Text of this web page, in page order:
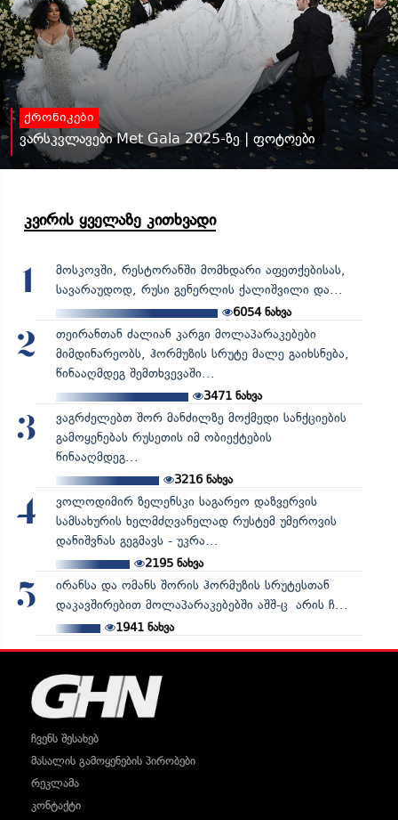
ქრონიკები
ვარსკვლავები Met Gala 2025-ზე | ფოტოები
კვირის ყველაზე კითხვადი
1
მოსკოვში, რესტორანში მომხდარი აფეთქებისას,
სავარაუდოდ, რუსი გენერლის ქალიშვილი და...
6054ნახვა
2
თეირანთან ძალიან კარგი მოლაპარაკებები
მიმდინარეობს, ჰორმუზის სრუტე მალე გაიხსნება,
წინააღმდეგ შემთხვევაში...
3471ნახვა
3
ვაგრძელებთ შორ მანძილზე მოქმედი სანქციების
გამოყენებას რუსეთის იმ ობიექტების
წინააღმდეგ...
3216ნახვა
4
ვოლოდიმირ ზელენსკი საგარეო დაზვერვის
სამსახურის ხელმძღვანელად რუსტემ უმეროვის
დანიშვნას გეგმავს - უკრა...
2195ნახვა
5
ირანსა და ომანს შორის ჰორმუზის სრუტესთან
დაკავშირებით მოლაპარაკებებში აშშ-ც არის ჩ...
1941ნახვა
ჩვენს შესახებ
მასალის გამოყენების პირობები
რეკლამა
კონტაქტი